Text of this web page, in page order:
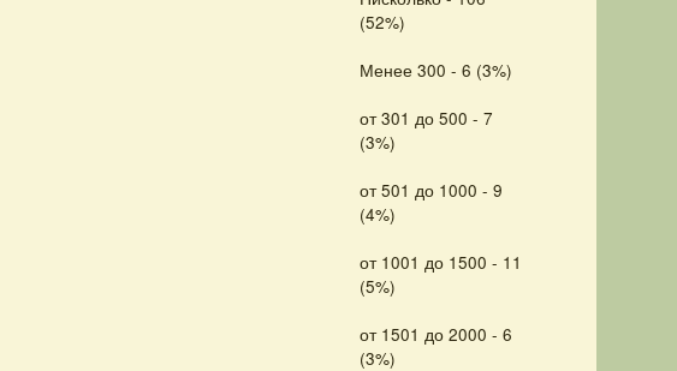
(52%)
Менее 300 - 6 (3%)
от 301 до 500 - 7
(3%)
от 501 до 1000 - 9
(4%)
от 1001 до 1500 - 11
(5%)
от 1501 до 2000 - 6
(3%)